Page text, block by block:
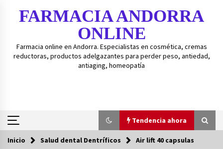
FARMACIA ANDORRA
ONLINE
Farmacia online en Andorra. Especialistas en cosmética, cremas
reductoras, productos adelgazantes para perder peso, antiedad,
antiaging, homeopatía
Tendencia ahora
Tendencia ahora
Inicio Salud dental Dentríficos Air lift 40 capsulas